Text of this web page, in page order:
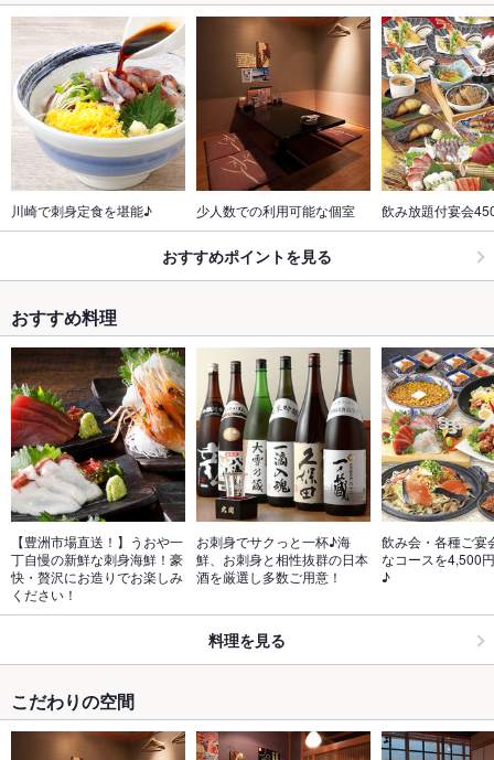
川崎で刺身定食を堪能♪ 少人数での利用可能な個室 飲み放題付宴会
おすすめポイントを見る
おすすめ料理
【豊洲市場直送！】うおや一
丁自慢の新鮮な刺身海鮮！豪
快・贅沢にお造りでお楽しみ
ください！
お刺身でサクっと一杯♪海
鮮、お刺身と相性抜群の日本
酒を厳選し多数ご用意！
飲み会・各種ご宴
なコースを4,500
♪
料理を見る
こだわりの空間